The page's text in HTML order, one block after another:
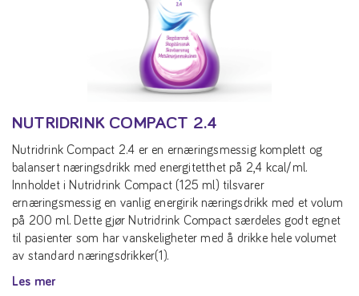
NUTRIDRINK COMPACT 2.4
Nutridrink Compact 2.4 er en ernæringsmessig komplett og
balansert næringsdrikk med energitetthet på 2,4 kcal/ml.
Innholdet i Nutridrink Compact (125 ml) tilsvarer
ernæringsmessig en vanlig energirik næringsdrikk med et volum
på 200 ml. Dette gjør Nutridrink Compact særdeles godt egnet
til pasienter som har vanskeligheter med å drikke hele volumet
av standard næringsdrikker(1).
Les mer